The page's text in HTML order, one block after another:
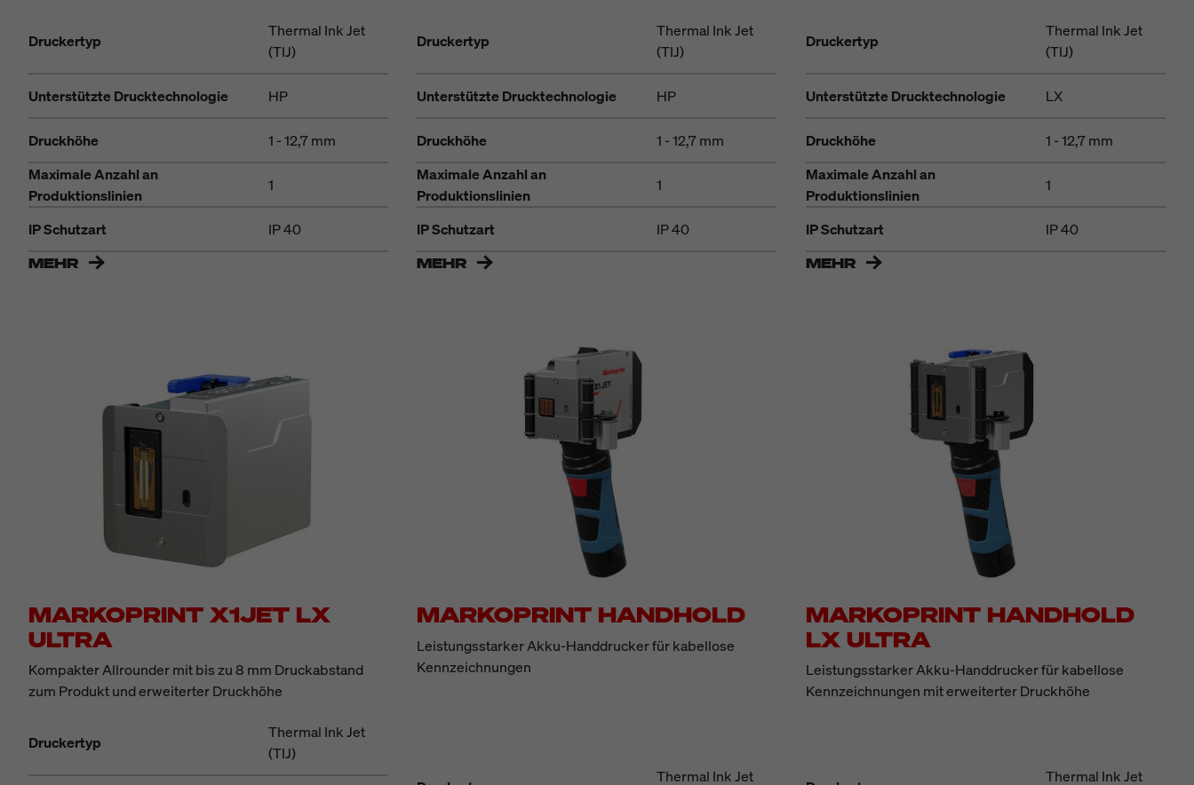
Druckertyp
Thermal Ink Jet
(TIJ)
Unterstützte Drucktechnologie HP
Druckhöhe
1 - 12,7 mm
Maximale Anzahl an
Produktionslinien
1
IP Schutzart
IP 40
MEHR
Druckertyp
Thermal Ink Jet
(TIJ)
Unterstützte Drucktechnologie HP
Druckhöhe
1 - 12,7 mm
Maximale Anzahl an
Produktionslinien
1
IP Schutzart
IP 40
MEHR
Druckertyp
Thermal Ink Jet
(TIJ)
Unterstützte Drucktechnologie LX
Druckhöhe
1 - 12,7 mm
Maximale Anzahl an
Produktionslinien
1
IP Schutzart
IP 40
MEHR
MARKOPRINT X1JET LX
ULTRA
Kompakter Allrounder mit bis zu 8 mm Druckabstand
zum Produkt und erweiterter Druckhöhe
Druckertyp
Thermal Ink Jet
(TIJ)
MARKOPRINT HANDHOLD
Leistungsstarker Akku-Handdrucker für kabellose
Kennzeichnungen
Thermal Ink Jet
MARKOPRINT HANDHOLD
LX ULTRA
Leistungsstarker Akku-Handdrucker für kabellose
Kennzeichnungen mit erweiterter Druckhöhe
Thermal Ink Jet